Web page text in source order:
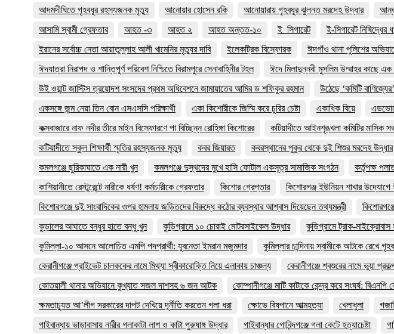
আদমদীঘিতে গৃহবধূর রহস্যজনক মৃত্যু
আনোয়ার হোসেন রকি আনোয়ারায় গৃহবধূর ঝুলন্ত মরদেহ উদ্ধার
আসামি স্বামী গ্রেফতার
আহত -৩ আহত ২ আহত অন্তত-১০ ই_সিগারেট ই-সিগারেট নিষিদ্ধের
ইরানের সর্বোচ্চ নেতা আয়াতুল্লাহ আলী খামেনির মৃত্যুর দাবি
ইলেকট্রিক বিস্ফোরক ঈদগাঁও থানা পুলিশের
ঈদযাত্রা নিরাপদ ও শান্তিপূর্ণ পরিবেশ নিশ্চিতে বিরামপুরে সেনাবাহিনীর টহল
ঈদে মিলাদুন্নবী মুসলিম উম্মাহর কাছে
উই ওয়ান্ট জাস্টিস ত্রয়োদশ সংসদের প্রথম অধিবেশনে জামায়াতের আমির ড শফিকুর রহমান
উঠেছে ‘কমিটি
একসঙ্গে জন্ম নেয়া তিন বোন এসএসসি পরিক্ষার্থী
একা কিশোরীকে জিম্মি করে চুরির চেষ্টা একাধিক বিয়ে
কক্সবাজারে নাফ নদীর তীরে মাইন বিস্ফোরণে পা বিচ্ছিন্ন রোহিঙ্গা কিশোরের
কটিয়াদীতে আইনশৃঙ্খলা কমিটির মাসিক
কটিয়াদীতে স্কুল শিক্ষার্থী স্মৃতির রহস্যজনক মৃত্যু
কবর জিয়ারত কবরস্থানের পুকুর থেকে দুই শিশুর মরদেহ উদ্ধার
কমলগঞ্জে ছুরিকাঘাতে এক নারী খুন
কমলগঞ্জে দুস্থদের মুখে হাসি ফোটাল একসূত্র সামাজিক সংগঠন কর্তৃপক্ষ
কাশিয়ানীতে রেস্টুরেন্টে নারীকে ধর্ষণ! কর্মচারীকে গ্রেফতার
কিশোর গ্রেপ্তার
কিশোরগঞ্জ ইউনিয়ন শাখার উদ্যোগে
কিশোরগঞ্জে দুই সাংবাদিকের ওপর হামলায় জড়িতদের বিরুদ্ধে কঠোর ব্যবস্থার আশ্বাস দিয়েছেন তথ্যমন্ত্রী
কুড়ালের আঘাতে বন্ধুর হাতে বন্ধু খুন
কুড়িগ্রামে ১০ চোরাই মোটরসাইকেল উদ্ধার কুড়িগ্রামে ট্রাক-মাইক্রোবাস
কুমিল্লা-১০ আসনে আলোচিত এমপি পদপ্রার্থী: যুবনেতা ইমরান মজুমদার
কুমিল্লার চান্দিনায় স্বামীকে আটকে রেখে
কেরানীগঞ্জে প্রাইভেট চালককের নামে মিথ্যা স্বীকারোক্তি নিয়ে এলাকায় চাঞ্চল্য
কেরানীগঞ্জে শ্বশুরের নামে ভুয়া
কোতয়ালী থানার অভিযানে কুখ্যাত সজল দাশসহ ৬ জন আটক
কোম্পানীগঞ্জে মাটি কাটাকে কেন্দ্র করে সংঘর্ষ:
ক্ষমতাচ্যুত আ’লীগ সরকারের দাপট দেখিয়ে দূর্নীতি করতেন গলা ধরা
ক্ষোভে বিষপানে আত্মহত্যা খেলাধুলা
গাইবান্ধায় ভাড়াবাসায় নারীর গলাকাটা লাশ ও কাটা পুরুষাঙ্গ উদ্ধার
গাইবান্ধার গোবিন্দগঞ্জে গলা কেটে হত্যাচেষ্টা